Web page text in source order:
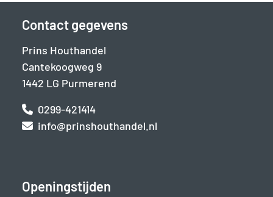
Contact gegevens
Prins Houthandel
Cantekoogweg 9
1442 LG Purmerend
0299-421414
info@prinshouthandel.nl
Openingstijden